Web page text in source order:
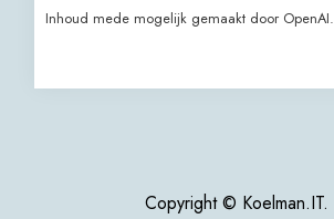
Inhoud mede mogelijk gemaakt door OpenAI.
Copyright © Koelman.IT.